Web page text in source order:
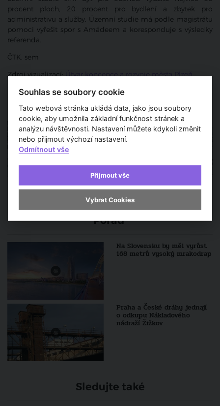
procent ploch, 20 procent pro bydlení a zbytek pro
administrativu a služby. Územní studie má podle magistrátu
pomoci vyřešit spor s Amádeem a koresponduje s výsledky
referenda.
ČTK, sem
Zdroj vizualizací:Útvar koncepce a rozvoje města Plzeň
Pořad
Na Slovensku by měl vyrůst
168 metrů vysoký mrakodrap
Praha a České dráhy jednají
o odkupu Nákladového
nádraží Žižkov
Sledujte také
Souhlas se soubory cookie
Tato webová stránka ukládá data, jako jsou soubory
cookie, aby umožnila základní funkčnost stránek a
analýzu návštěvnosti. Nastavení můžete kdykoli změnit
nebo přijmout výchozí nastavení.
Odmítnout vše
Přijmout vše
Vybrat Cookies